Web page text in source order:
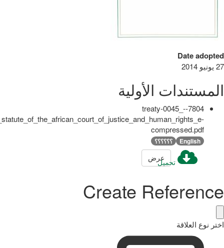
Date adopted
27 يونيو 2014
المستندات الأولية
7804-treaty-0045_-
compressed.pdf
English ؟؟؟؟؟؟
تحميلعرض
Create Reference
اختر نوع العلاقة